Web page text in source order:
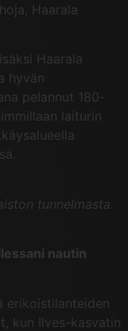
Haarala
Haarala
hyvän
pelannut 180-
laiturin
tunnelmasta.
nautin
erikoistilanteiden
kun Ilves-kasvatin